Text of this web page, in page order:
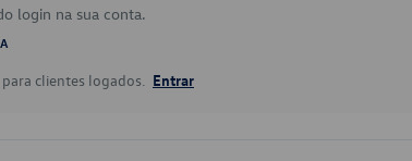
login na sua conta.
clientes logados. Entrar